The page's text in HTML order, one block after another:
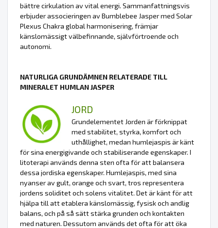
bättre cirkulation av vital energi. Sammanfattningsvis
erbjuder associeringen av Bumblebee Jasper med Solar
Plexus Chakra global harmonisering, främjar
känslomässigt välbefinnande, självförtroende och
autonomi.
NATURLIGA GRUNDÄMNEN RELATERADE TILL
MINERALET HUMLAN JASPER
JORD
Grundelementet Jorden är förknippat
med stabilitet, styrka, komfort och
uthållighet, medan humlejaspis är känt
för sina energigivande och stabiliserande egenskaper. I
litoterapi används denna sten ofta för att balansera
dessa jordiska egenskaper. Humlejaspis, med sina
nyanser av gult, orange och svart, tros representera
jordens soliditet och solens vitalitet. Det är känt för att
hjälpa till att etablera känslomässig, fysisk och andlig
balans, och på så sätt stärka grunden och kontakten
med naturen. Dessutom används det ofta för att öka